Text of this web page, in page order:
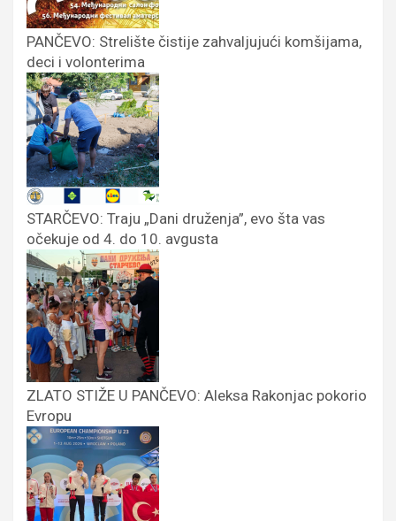
PANČEVO: Strelište čistije zahvaljujući komšijama,
deci i volonterima
STARČEVO: Traju „Dani druženja”, evo šta vas
očekuje od 4. do 10. avgusta
ZLATO STIŽE U PANČEVO: Aleksa Rakonjac pokorio
Evropu